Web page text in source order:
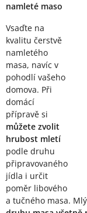
namleté maso
Vsaďte na
kvalitu čerstvě
namletého
masa, navíc v
pohodlí vašeho
domova. Při
domácí
přípravě si
můžete zvolit
hrubost mletí
podle druhu
připravovaného
jídla i určit
poměr libového
a tučného masa.